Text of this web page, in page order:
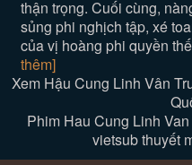
thận trọng. Cuối cùng,
sủng phi nghịch tập, xé
của vị hoàng phi quyền
thêm]
Xem Hậu Cung Linh Vân
Phim Hau Cung Linh
vietsub thuyết